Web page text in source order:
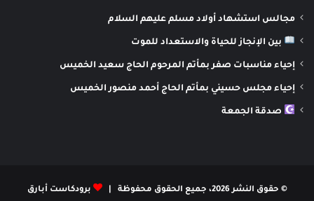
مجالس استشهاد أولاد مسلم عليهم السلام
بين الإنجاز للحياة والاستعداد للموت
إحياء مناسبات صفر بمأتم المرحوم الحاج سعيد الخميس
إحياء مجلس حسيني بمأتم الحاج أحمد منصور الخميس
صدقة الجمعة
© حقوق النشر 2026، جميع الحقوق محفوظة | برودكاست أبارق